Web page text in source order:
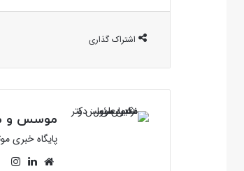
اشتراک گذاری
موسس و
پایگاه خبری
وبسایتلینکدین